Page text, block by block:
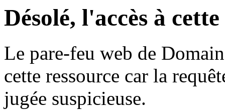
Désolé, l'accès à
Le pare-feu web de
cette ressource car la
jugée suspicieuse.